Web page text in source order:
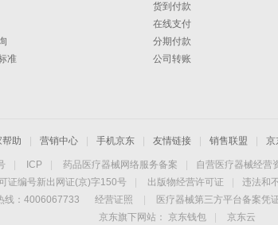
准
货到付款
在线支付
分期付款
公司转账
帮助 营销中心 手机京东 友情链接 销售联盟 京
ICP 药品医疗器械网络服务备案 自营医疗器械经营
证编号新出网证(京)字150号
出版物经营许可证
违法和
线：4006067733 经营证照 医疗器械第三方平台备案凭
京东旗下网站：
京东钱包 京东云